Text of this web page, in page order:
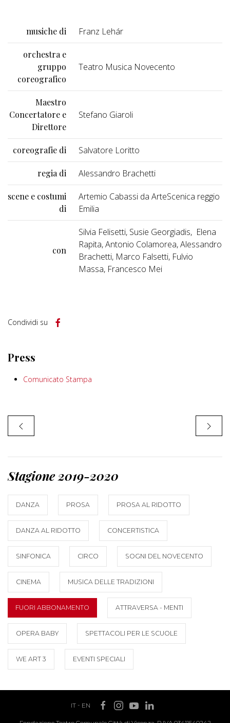
musiche di Franz Lehár
orchestra e
gruppo
coreografico
Teatro Musica Novecento
Maestro
Concertatore e
Direttore
Stefano Giaroli
coreografie di Salvatore Loritto
regia di Alessandro Brachetti
scene e costumi
di
Artemio Cabassi da ArteScenica reggio
Emilia
con
Silvia Felisetti, Susie Georgiadis, Elena
Rapita, Antonio Colamorea, Alessandro
Brachetti, Marco Falsetti, Fulvio
Massa, Francesco Mei
Condividi su
Press
Comunicato Stampa
Stagione 2019-2020
DANZA PROSA PROSA AL RIDOTTO
DANZA AL RIDOTTO CONCERTISTICA
SINFONICA CIRCO SOGNI DEL NOVECENTO
CINEMA MUSICA DELLE TRADIZIONI
FUORI ABBONAMENTO ATTRAVERSA - MENTI
OPERA BABY SPETTACOLI PER LE SCUOLE
WE ART 3 EVENTI SPECIALI
IT- EN